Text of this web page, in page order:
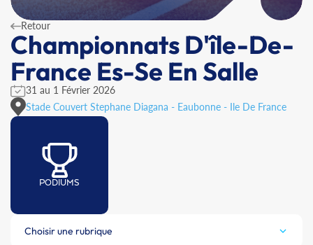
Retour
Championnats D'île-De-
France Es-Se En Salle
31 au 1 Février 2026
Stade Couvert Stephane Diagana - Eaubonne - Ile De France
PODIUMS
Choisir une rubrique